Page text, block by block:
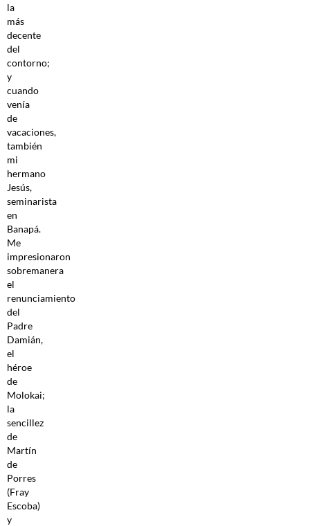
la
más
decente
del
contorno;
y
cuando
venía
de
vacaciones,
también
mi
hermano
Jesús,
seminarista
en
Banapá.
Me
impresionaron
sobremanera
el
renunciamiento
del
Padre
Damián,
el
héroe
de
Molokai;
la
sencillez
de
Martín
de
Porres
(Fray
Escoba)
y